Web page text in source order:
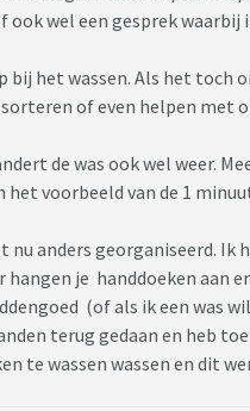
wel een gesprek
bij het wassen. Als het toch
of even helpen met
de was ook wel weer.
voorbeeld van de 1
nu anders georganiseerd. Ik
je handdoeken aan
(of als ik een was
terug gedaan en heb
te wassen wassen en dit